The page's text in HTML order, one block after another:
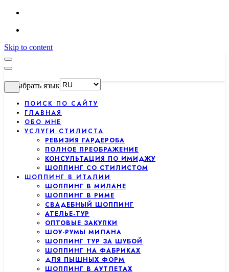
Skip to content
Выбрать язык
ПОИСК ПО САЙТУ
ГЛАВНАЯ
ОБО МНЕ
УСЛУГИ СТИЛИСТА
РЕВИЗИЯ ГАРДЕРОБА
ПОЛНОЕ ПРЕОБРАЖЕНИЕ
КОНСУЛЬТАЦИЯ ПО ИМИДЖУ
ШОППИНГ СО СТИЛИСТОМ
ШОППИНГ В ИТАЛИИ
ШОППИНГ В МИЛАНЕ
ШОППИНГ В РИМЕ
СВАДЕБНЫЙ ШОППИНГ
АТЕЛЬЕ-ТУР
ОПТОВЫЕ ЗАКУПКИ
ШОУ-РУМЫ МИЛАНА
ШОППИНГ ТУР ЗА ШУБОЙ
ШОППИНГ НА ФАБРИКАХ
ДЛЯ ПЫШНЫХ ФОРМ
ШОППИНГ В АУТЛЕТАХ